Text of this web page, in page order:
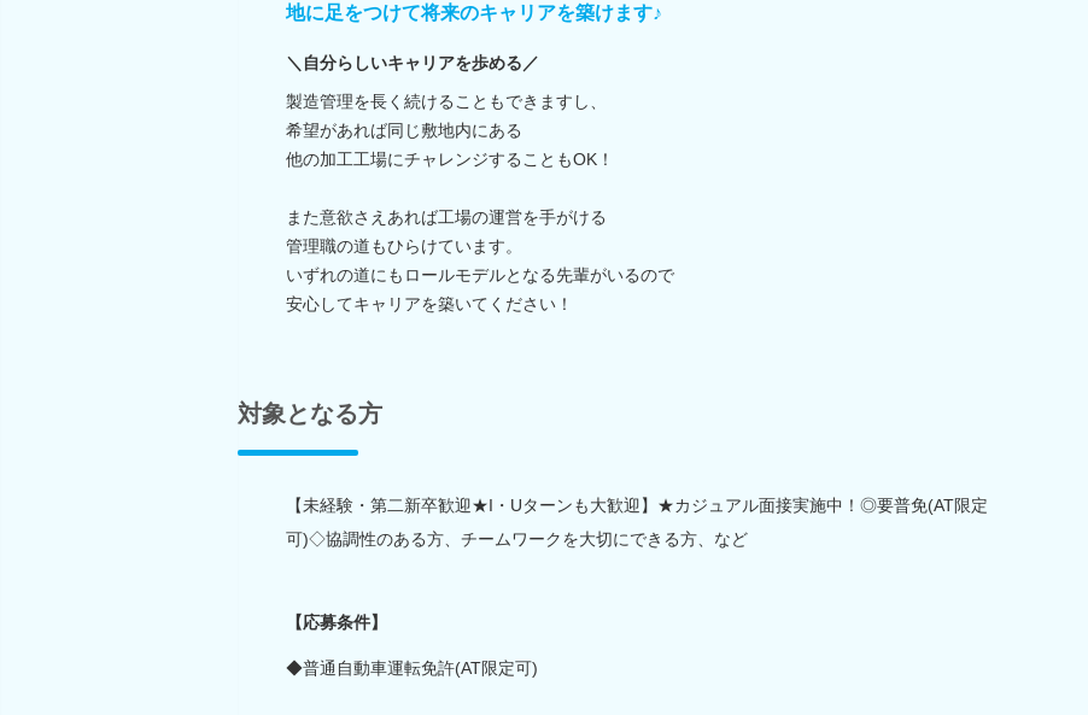
地に足をつけて将来のキャリアを築けます♪
＼自分らしいキャリアを歩める／
製造管理を長く続けることもできますし、
希望があれば同じ敷地内にある
他の加工工場にチャレンジすることもOK！
また意欲さえあれば工場の運営を手がける
管理職の道もひらけています。
いずれの道にもロールモデルとなる先輩がいるので
安心してキャリアを築いてください！
対象となる方
【未経験・第二新卒歓迎★I・Uターンも大歓迎】★カジュアル面接実施中！◎要普免(AT限定
可)◇協調性のある方、チームワークを大切にできる方、など
【応募条件】
◆普通自動車運転免許(AT限定可)